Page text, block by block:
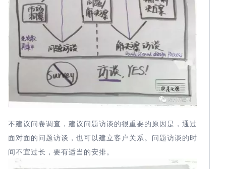
不建议问卷调查，建议问题访谈的很重要的原因是，通过
面对面的问题访谈，也可以建立客户关系。问题访谈的时
间不宜过长，要有适当的安排。